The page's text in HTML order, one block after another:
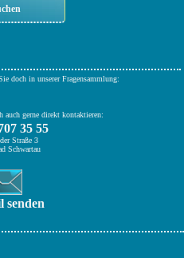
doch in unserer Fragensammlung:
auch gerne direkt kontaktieren:
35 55
Straße 3
Schwartau
senden